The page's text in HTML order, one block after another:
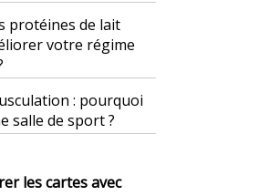
protéines de lait
votre régime
: pourquoi
salle de sport ?
les cartes avec